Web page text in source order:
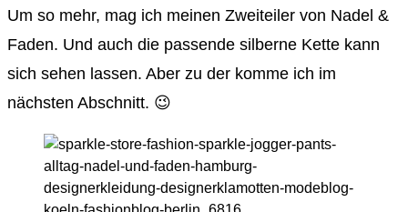
Um so mehr, mag ich meinen Zweiteiler von Nadel &
Faden. Und auch die passende silberne Kette kann
sich sehen lassen. Aber zu der komme ich im
nächsten Abschnitt. 😉